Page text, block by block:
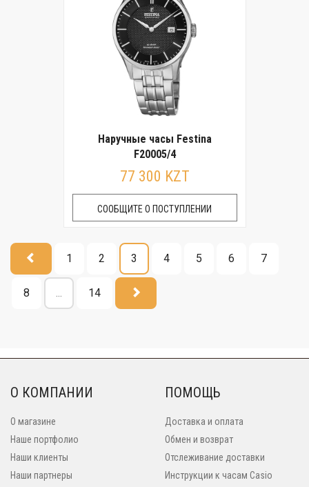
Наручные часы Festina
F20005/4
77 300 KZT
СООБЩИТЕ О ПОСТУПЛЕНИИ
1 2 3 4 5 6 7
8 ... 14
О КОМПАНИИ
О магазине
Наше портфолио
Наши клиенты
Наши партнеры
ПОМОЩЬ
Доставка и оплата
Обмен и возврат
Отслеживание доставки
Инструкции к часам Casio